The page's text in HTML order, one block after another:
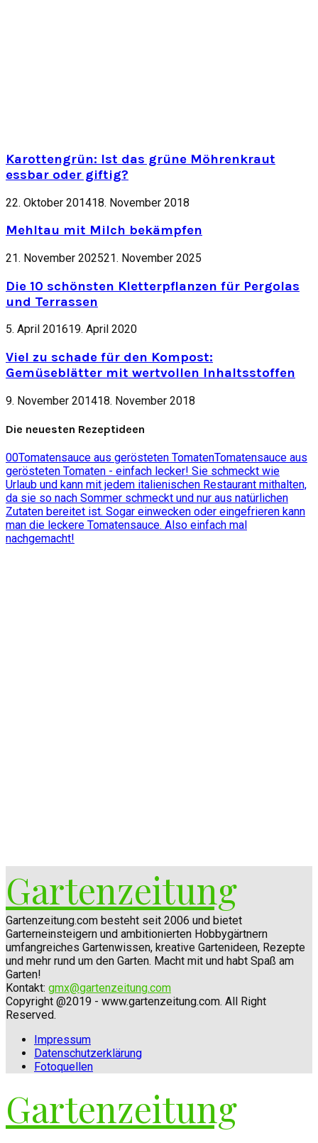
Karottengrün: Ist das grüne Möhrenkraut
essbar oder giftig?
22. Oktober 201418. November 2018
Mehltau mit Milch bekämpfen
21. November 202521. November 2025
Die 10 schönsten Kletterpflanzen für Pergolas
und Terrassen
5. April 201619. April 2020
Viel zu schade für den Kompost:
Gemüseblätter mit wertvollen Inhaltsstoffen
9. November 201418. November 2018
Die neuesten Rezeptideen
00Tomatensauce aus gerösteten TomatenTomatensauce aus
gerösteten Tomaten - einfach lecker! Sie schmeckt wie
Urlaub und kann mit jedem italienischen Restaurant mithalten,
da sie so nach Sommer schmeckt und nur aus natürlichen
Zutaten bereitet ist. Sogar einwecken oder eingefrieren kann
man die leckere Tomatensauce. Also einfach mal
nachgemacht!
Gartenzeitung
Gartenzeitung.com besteht seit 2006 und bietet
Garterneinsteigern und ambitionierten Hobbygärtnern
umfangreiches Gartenwissen, kreative Gartenideen, Rezepte
und mehr rund um den Garten. Macht mit und habt Spaß am
Garten!
Kontakt: gmx@gartenzeitung.com
Copyright @2019 - www.gartenzeitung.com. All Right
Reserved.
Impressum
Datenschutzerklärung
Fotoquellen
Gartenzeitung